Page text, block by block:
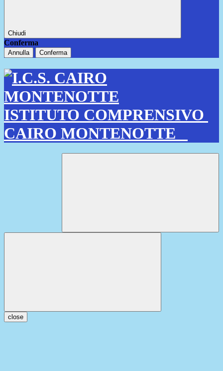
Chiudi
Conferma
Annulla Conferma
ISTITUTO COMPRENSIVO
CAIRO MONTENOTTE
close